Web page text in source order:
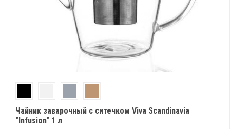
Чайник заварочный с ситечком Viva Scandinavia
"Infusion" 1 л